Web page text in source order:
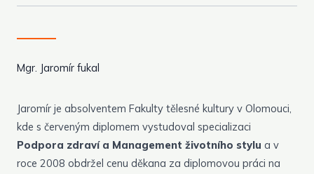
Mgr. Jaromír fukal
Jaromír je absolventem Fakulty tělesné kultury v Olomouci,
kde s červeným diplomem vystudoval specializaci
Podpora zdraví a Management životního stylu a v
roce 2008 obdržel cenu děkana za diplomovou práci na